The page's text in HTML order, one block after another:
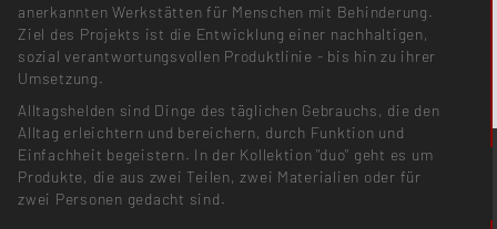
anerkannten Werkstätten für Menschen mit Behinderung.
Ziel des Projekts ist die Entwicklung einer nachhaltigen,
sozial verantwortungsvollen Produktlinie - bis hin zu ihrer
Umsetzung.
Alltagshelden sind Dinge des täglichen Gebrauchs, die den
Alltag erleichtern und bereichern, durch Funktion und
Einfachheit begeistern. In der Kollektion "duo" geht es um
Produkte, die aus zwei Teilen, zwei Materialien oder für
zwei Personen gedacht sind.